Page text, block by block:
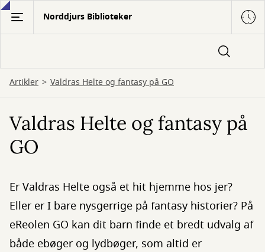
Gå
hovedindhold
Norddjurs Biblioteker
Artikler Valdras Helte og fantasy på GO
Valdras Helte og fantasy på
GO
Er Valdras Helte også et hit hjemme hos jer?
Eller er I bare nysgerrige på fantasy historier? På
eReolen GO kan dit barn finde et bredt udvalg af
både ebøger og lydbøger, som altid er